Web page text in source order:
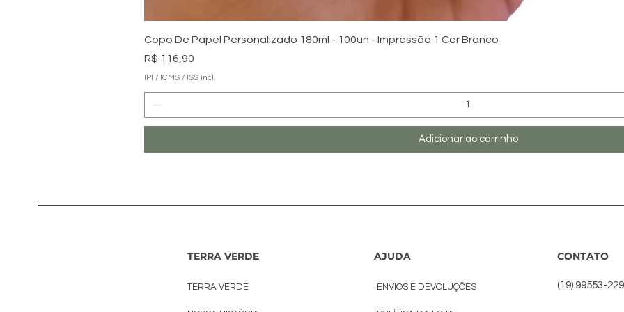
Visualização rápida
Copo De Papel Personalizado 180ml - 100un - Impressão 1 Cor Branco
Preço
R$ 116,90
IPI / ICMS / ISS incl.
Adicionar ao carrinho
TERRA VERDE
TERRA VERDE
AJUDA
ENVIOS E DEVOLUÇÕES
CONTATO
(19) 99553-